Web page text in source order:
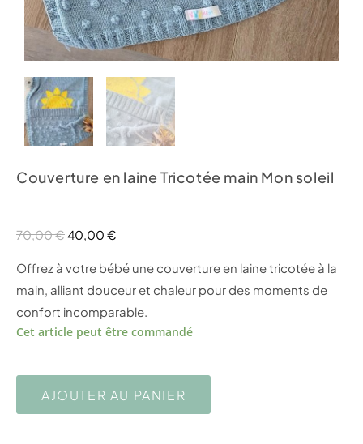
Couverture en laine Tricotée main Mon soleil
70,00€40,00€
Offrez à votre bébé une couverture en laine tricotée à la
main, alliant douceur et chaleur pour des moments de
confort incomparable.
Cet article peut être commandé
AJOUTER AU PANIER